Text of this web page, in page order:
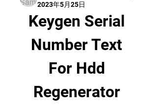
2023年5月25日
Keygen Serial
Number Text
For Hdd
Regenerator